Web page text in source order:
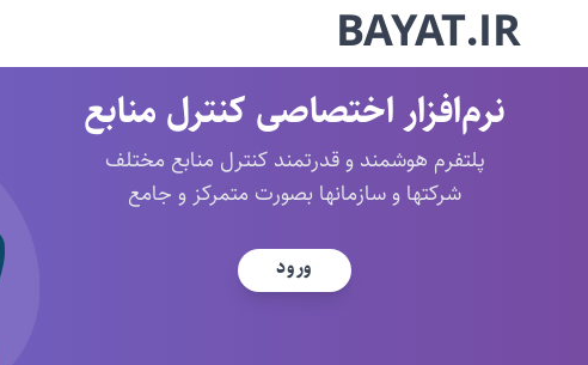
BAYAT.IR
نرم‌افزار اختصاصی کنترل منابع
پلتفرم هوشمند و قدرتمند کنترل منابع مختلف
شرکتها و سازمانها بصورت متمرکز و جامع
ورود